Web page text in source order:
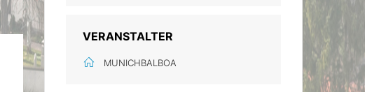
VERANSTALTER
MUNICHBALBOA